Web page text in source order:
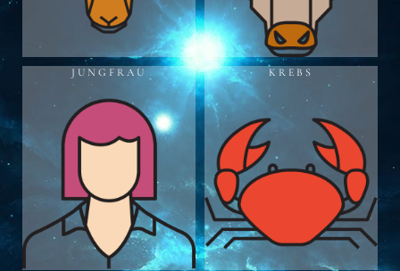
JUNGFRAU KREBS